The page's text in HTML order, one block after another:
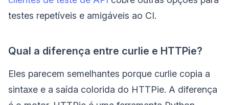
testes repetíveis e amigáveis ao CI.
Qual a diferença entre curlie e HTTPie?
Eles parecem semelhantes porque curlie copia a
sintaxe e a saída colorida do HTTPie. A diferença